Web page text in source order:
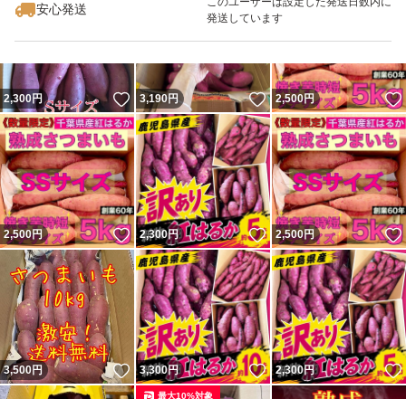
安心発送
発送しています
2,300円 いいね！
3,190円 いいね！
2,500円
2,500円 いいね！
2,300円 いいね！
2,500円
3,500円 いいね！
3,300円 いいね！
2,300円
最大10%対象